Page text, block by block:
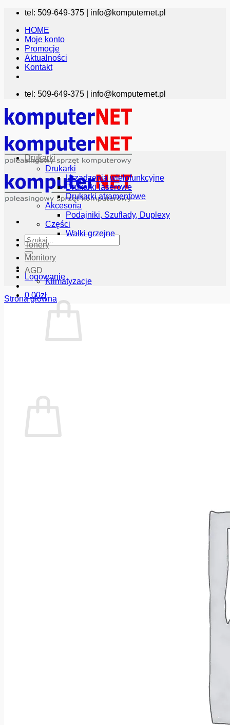
Przewiń
zawartości
tel: 509-649-375 | info@komputernet.pl
HOME
Moje konto
Promocje
Aktualności
Kontakt
tel: 509-649-375 | info@komputernet.pl
Szukaj:
Logowanie
0.00zł
Drukarki
Drukarki
Urządzenia wielofunkcyjne
Drukarki laserowe
Drukarki atramentowe
Akcesoria
Podajniki, Szuflady, Duplexy
Części
Wałki grzejne
Tonery
Monitory
AGD
Klimatyzacje
Strona główna